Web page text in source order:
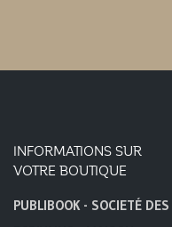
INFORMATIONS SUR
VOTRE BOUTIQUE
PUBLIBOOK - SOCIETÉ DES